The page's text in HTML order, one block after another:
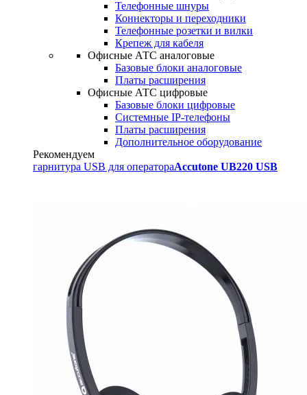
Телефонные шнуры
Коннекторы и переходники
Телефонные розетки и вилки
Крепеж для кабеля
Офисные АТС аналоговые
Базовые блоки аналоговые
Платы расширения
Офисные АТС цифровые
Базовые блоки цифровые
Системные IP-телефоны
Платы расширения
Дополнительное оборудование
Рекомендуем
гарнитура USB для оператораAccutone UB220 USB